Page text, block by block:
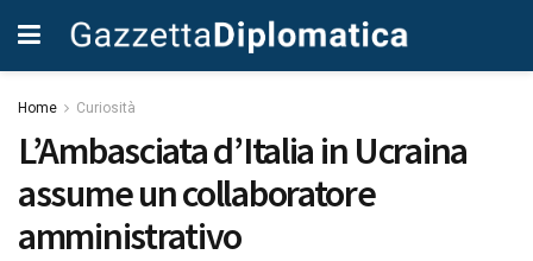
Home Curiosità
L’Ambasciata d’Italia in Ucraina
assume un collaboratore
amministrativo